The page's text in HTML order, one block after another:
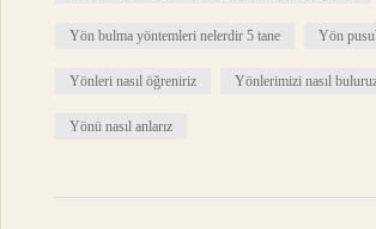
Yön bulma yöntemleri nelerdir 5 tane Yön
Yönleri nasıl öğreniriz Yönlerimizi nasıl
Yönü nasıl anlarız